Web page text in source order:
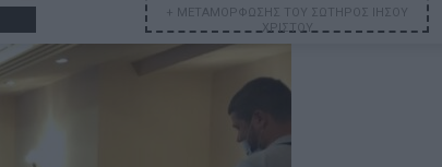
+ ΜΕΤΑΜΟΡΦΩΣΗΣ ΤΟΥ ΣΩΤΗΡΟΣ ΙΗΣΟΥ
ΧΡΙΣΤΟΥ